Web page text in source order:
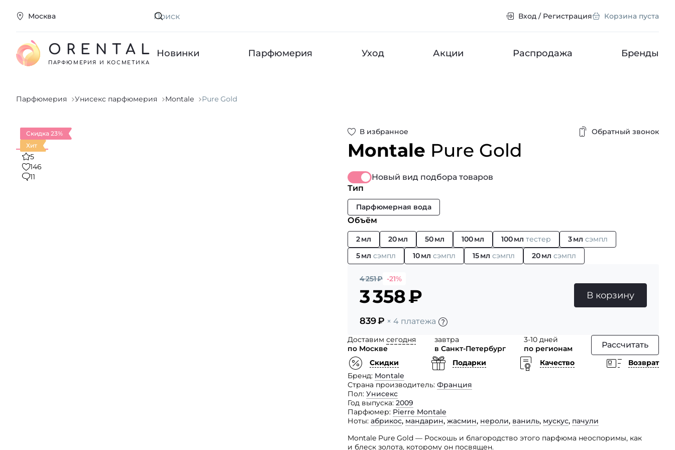
Москва Искать Вход / Регистрация Корзина пуста
ORENTAL
ПАРФЮМЕРИЯ И КОСМЕТИКА
Новинки Парфюмерия Уход Акции Распродажа Бренды
Парфюмерия Унисекс парфюмерия Montale Pure Gold
В избранное Обратный звонок
Montale Pure Gold
Скидка 23%
Хит
5
146
11
Новый вид подбора товаров
Тип
Парфюмерная вода
Объём
2 мл 20 мл 50 мл 100 мл 100 мл тестер 3 мл сэмпл
5 мл сэмпл 10 мл сэмпл 15 мл сэмпл 20 мл сэмпл
4 251₽ -21%
3 358₽
839₽ × 4 платежа
В корзину
Доставим сегодня
по Москве
завтра
в Санкт-Петербург
3-10 дней
по регионам
Рассчитать
Скидки Подарки Качество
Возврат
Бренд Montale
Страна производитель Франция
Пол Унисекс
Год выпуска 2009
Парфюмер Pierre Montale
Ноты абрикос, мандарин, жасмин, нероли, ваниль, мускус, пачули
Montale Pure Gold — Роскошь и благородство этого парфюма неоспоримы, как
и блеск золота, которому он посвящен.